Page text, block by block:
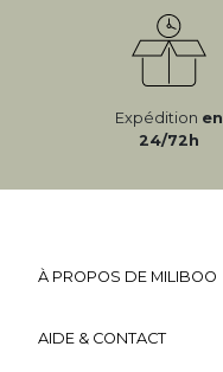
Expédition en
24/72h
À PROPOS DE MILIBOO
AIDE & CONTACT